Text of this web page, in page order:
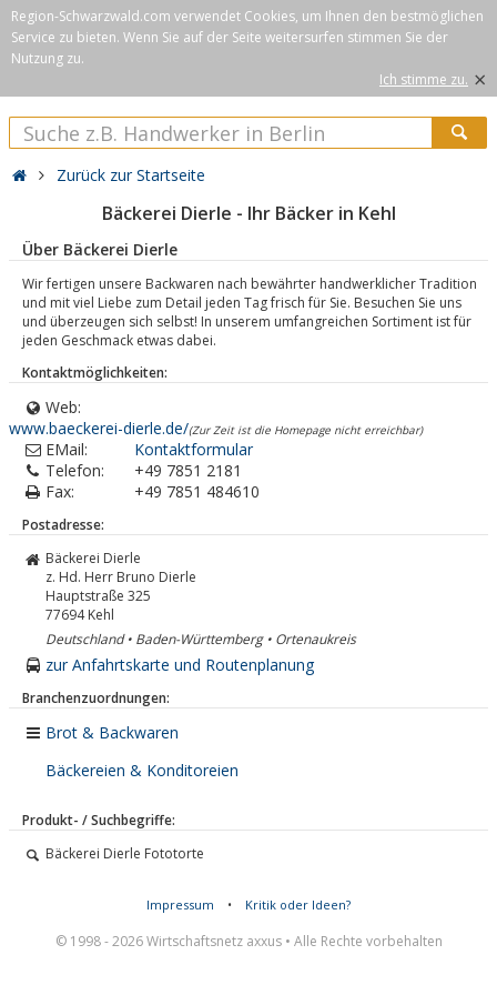
Region-Schwarzwald.com verwendet Cookies, um Ihnen den bestmöglichen
Service zu bieten. Wenn Sie auf der Seite weitersurfen stimmen Sie der
Nutzung zu.
Ich stimme zu. ×
Zurück zur Startseite
Bäckerei Dierle - Ihr Bäcker in Kehl
Über Bäckerei Dierle
Wir fertigen unsere Backwaren nach bewährter handwerklicher Tradition
und mit viel Liebe zum Detail jeden Tag frisch für Sie. Besuchen Sie uns
und überzeugen sich selbst! In unserem umfangreichen Sortiment ist für
jeden Geschmack etwas dabei.
Kontaktmöglichkeiten:
Web:
www.baeckerei-dierle.de/(Zur Zeit ist die Homepage nicht erreichbar)
EMail:
Kontaktformular
Telefon:
+49 7851 2181
Fax:
+49 7851 484610
Postadresse:
Bäckerei Dierle
z. Hd. Herr Bruno Dierle
Hauptstraße 325
77694 Kehl
Deutschland • Baden-Württemberg • Ortenaukreis
zur Anfahrtskarte und Routenplanung
Branchenzuordnungen:
Brot & Backwaren
Bäckereien & Konditoreien
Produkt- / Suchbegriffe:
Bäckerei Dierle Fototorte
Impressum • Kritik oder Ideen?
© 1998 - 2026 Wirtschaftsnetz axxus • Alle Rechte vorbehalten